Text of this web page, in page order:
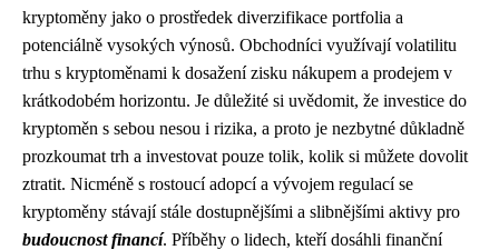
kryptoměny jako o prostředek diverzifikace portfolia a
potenciálně vysokých výnosů. Obchodníci využívají volatilitu
trhu s kryptoměnami k dosažení zisku nákupem a prodejem v
krátkodobém horizontu. Je důležité si uvědomit, že investice do
kryptoměn s sebou nesou i rizika, a proto je nezbytné důkladně
prozkoumat trh a investovat pouze tolik, kolik si můžete dovolit
ztratit. Nicméně s rostoucí adopcí a vývojem regulací se
kryptoměny stávají stále dostupnějšími a slibnějšími aktivy pro
budoucnost financí. Příběhy o lidech, kteří dosáhli finanční